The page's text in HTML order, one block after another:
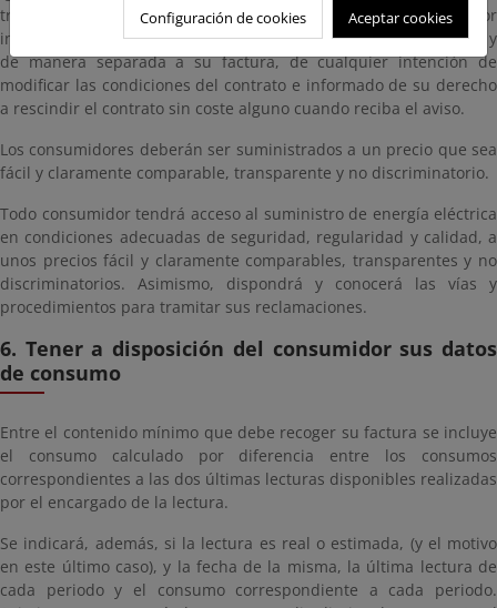
transparente y comprensible por su comercializador o agregador
independiente, con al menos un mes de antelación, por escrito y
de manera separada a su factura, de cualquier intención de
modificar las condiciones del contrato e informado de su derecho
a rescindir el contrato sin coste alguno cuando reciba el aviso.
Los consumidores deberán ser suministrados a un precio que sea
fácil y claramente comparable, transparente y no discriminatorio.
Todo consumidor tendrá acceso al suministro de energía eléctrica
en condiciones adecuadas de seguridad, regularidad y calidad, a
unos precios fácil y claramente comparables, transparentes y no
discriminatorios. Asimismo, dispondrá y conocerá las vías y
procedimientos para tramitar sus reclamaciones.
6. Tener a disposición del consumidor sus datos
de consumo
Entre el contenido mínimo que debe recoger su factura se incluye
el consumo calculado por diferencia entre los consumos
correspondientes a las dos últimas lecturas disponibles realizadas
por el encargado de la lectura.
Se indicará, además, si la lectura es real o estimada, (y el motivo
en este último caso), y la fecha de la misma, la última lectura de
cada periodo y el consumo correspondiente a cada periodo.
Configuración de cookies Aceptar cookies